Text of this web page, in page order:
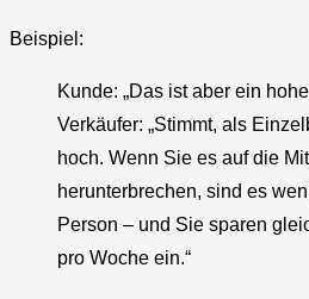
Beispiel:
Kunde: „Das ist aber ein
Verkäufer: „Stimmt, als
hoch. Wenn Sie es auf die
herunterbrechen, sind es
Person – und Sie sparen
pro Woche ein.“